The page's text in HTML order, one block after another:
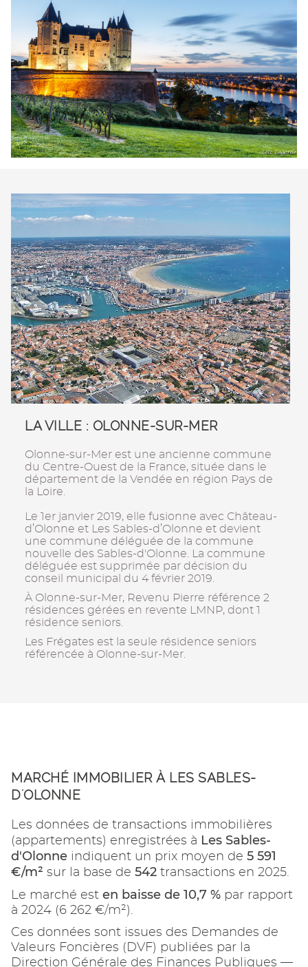
LA VILLE : OLONNE-SUR-MER
Olonne-sur-Mer est une ancienne commune
du Centre-Ouest de la France, située dans le
département de la Vendée en région Pays de
la Loire.
Le 1er janvier 2019, elle fusionne avec Château-
d’Olonne et Les Sables-d’Olonne et devient
une commune déléguée de la commune
nouvelle des Sables-d'Olonne. La commune
déléguée est supprimée par décision du
conseil municipal du 4 février 2019.
À Olonne-sur-Mer, Revenu Pierre référence 2
résidences gérées en revente LMNP, dont 1
résidence seniors.
Les Frégates est la seule résidence seniors
référencée à Olonne-sur-Mer.
MARCHÉ IMMOBILIER À LES SABLES-
D'OLONNE
Les données de transactions immobilières
(appartements) enregistrées à Les Sables-
d'Olonne indiquent un prix moyen de 5 591
€/m² sur la base de 542 transactions en 2025.
Le marché est en baisse de 10,7 % par rapport
à 2024 (6 262 €/m²).
Ces données sont issues des Demandes de
Valeurs Foncières (DVF) publiées par la
Direction Générale des Finances Publiques —